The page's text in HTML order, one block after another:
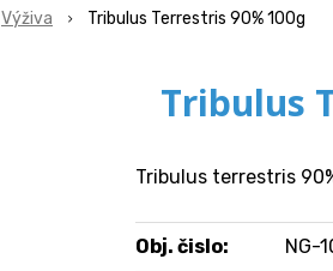
Výživa Tribulus Terrestris 90% 100g
Tribulus
Tribulus terrestris
Obj. čislo: NG-